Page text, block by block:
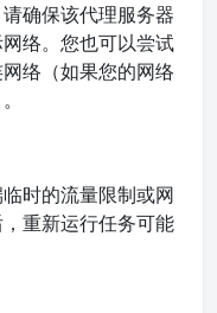
请确保该代理服务器
络。您也可以尝试
络（如果您的网络
时的流量限制或网
重新运行任务可能